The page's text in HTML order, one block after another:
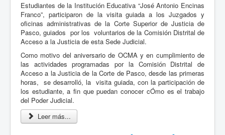
Estudiantes de la Institución Educativa “José Antonio Encinas
Franco”, participaron de la visita guiada a los Juzgados y
oficinas administrativas de la Corte Superior de Justicia de
Pasco, guiados por los voluntarios de la Comisión Distrital de
Acceso a la Justicia de esta Sede Judicial.
Como motivo del aniversario de OCMA y en cumplimiento de
las actividades programadas por la Comisión Distrital de
Acceso a la Justicia de la Corte de Pasco, desde las primeras
horas, se desarrolló, la visita guiada, con la participación de
los estudiante, a fin que puedan conocer cÓmo es el trabajo
del Poder Judicial.
Leer más...